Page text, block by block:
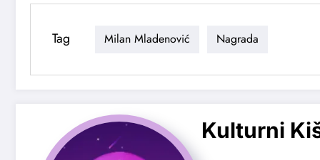
Tag Milan Mladenović Nagrada
Kulturni